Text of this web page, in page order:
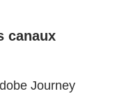
canaux
Journey